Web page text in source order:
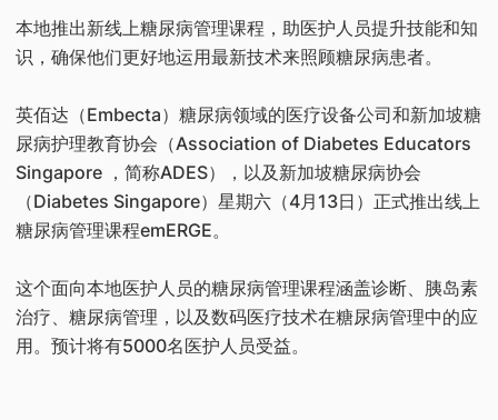
本地推出新线上糖尿病管理课程，助医护人员提升技能和知
识，确保他们更好地运用最新技术来照顾糖尿病患者。
英佰达（Embecta）糖尿病领域的医疗设备公司和新加坡糖
尿病护理教育协会（Association of Diabetes Educators
Singapore ，简称ADES），以及新加坡糖尿病协会
（Diabetes Singapore）星期六（4月13日）正式推出线上
糖尿病管理课程emERGE。
这个面向本地医护人员的糖尿病管理课程涵盖诊断、胰岛素
治疗、糖尿病管理，以及数码医疗技术在糖尿病管理中的应
用。预计将有5000名医护人员受益。